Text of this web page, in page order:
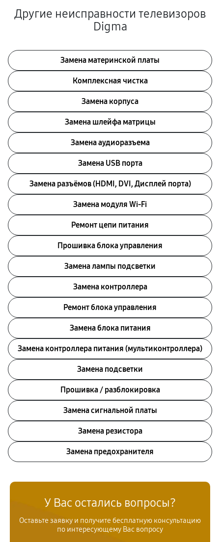
Другие неисправности телевизоров
Digma
Замена материнской платы
Комплексная чистка
Замена корпуса
Замена шлейфа матрицы
Замена аудиоразъема
Замена USB порта
Замена разъёмов (HDMI, DVI, Дисплей порта)
Замена модуля Wi-Fi
Ремонт цепи питания
Прошивка блока управления
Замена лампы подсветки
Замена контроллера
Ремонт блока управления
Замена блока питания
Замена контроллера питания (мультиконтроллера)
Замена подсветки
Прошивка / разблокировка
Замена сигнальной платы
Замена резистора
Замена предохранителя
У Вас остались вопросы?
Оставьте заявку и получите бесплатную консультацию
по интересующему Вас вопросу